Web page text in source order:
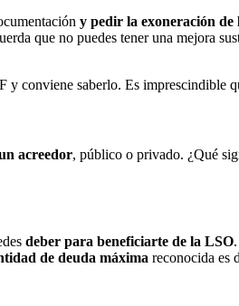
y pedir la exoneración de
que no puedes tener una mejora
conviene saberlo. Es imprescindible
acreedor, público o privado. ¿Qué
deber para beneficiarte de la LSO
de deuda máxima reconocida es